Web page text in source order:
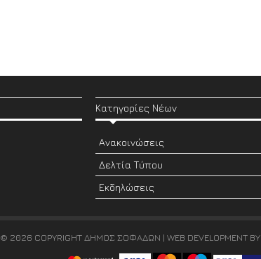
Κατηγορίες Νέων
Ανακοινώσεις
Δελτία Τύπου
Εκδηλώσεις
© 2026 COPYRIGHT ΔΗΜΟΣ ΣΟΦΑΔΩΝ | WEB DEVELOPMENT BY